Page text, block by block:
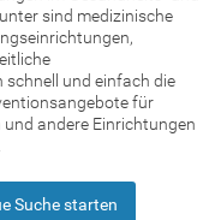
sind medizinische
und einfach die
für
andere Einrichtungen
Suche starten